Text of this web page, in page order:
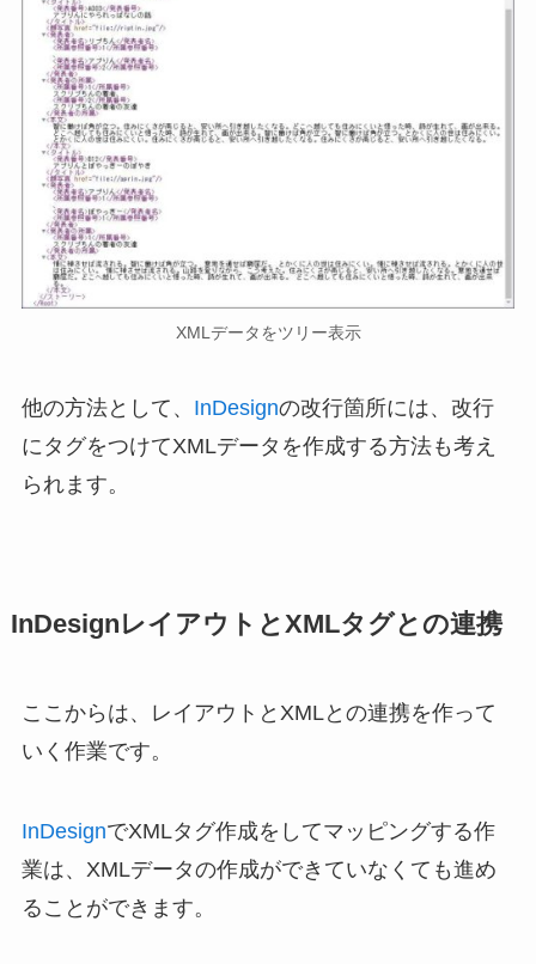
XMLデータをツリー表示
他の方法として、 InDesignの改行箇所には、改行
にタグをつけてXMLデータを作成する方法も考え
られます。
InDesignレイアウトとXMLタグとの連携
ここからは、レイアウトとXMLとの連携を作って
いく作業です。
InDesignでXMLタグ作成をしてマッピングする作
業は、XMLデータの作成ができていなくても進め
ることができます。